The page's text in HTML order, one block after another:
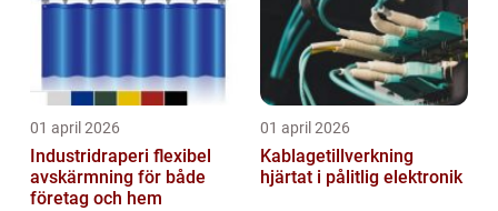
01 april 2026
Industridraperi flexibel
avskärmning för både
företag och hem
01 april 2026
Kablagetillverkning
hjärtat i pålitlig elektronik